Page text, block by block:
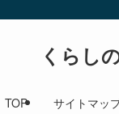
くらし
TOP サイトマッ